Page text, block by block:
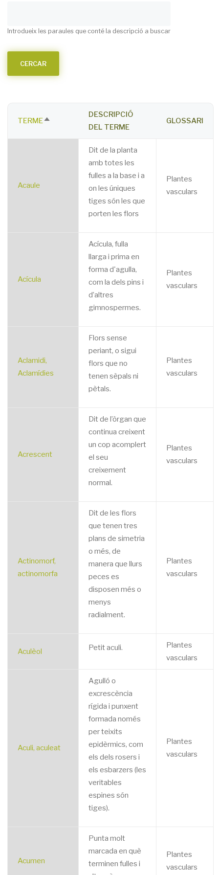
Introdueix les paraules que conté la descripció a buscar
TERMESORT
DESCRIPCIÓ
DEL TERME
GLOSSARI
Acaule
Dit de la planta
amb totes les
fulles a la base i a
on les úniques
tiges són les que
porten les flors
Plantes
vasculars
Acícula
Acícula, fulla
llarga i prima en
forma d'agulla,
com la dels pins i
d’altres
gimnospermes.
Plantes
vasculars
Aclamidi,
Aclamídies
Flors sense
periant, o sigui
flors que no
tenen sèpals ni
pètals.
Plantes
vasculars
Acrescent
Dit de l’òrgan que
continua creixent
un cop acomplert
el seu
creixement
normal.
Plantes
vasculars
Actinomorf,
actinomorfa
Dit de les flors
que tenen tres
plans de simetria
o més, de
manera que llurs
peces es
disposen més o
menys
radialment.
Plantes
vasculars
Aculèol Petit aculi.
Plantes
vasculars
Aculi, aculeat
Agulló o
excrescència
rígida i punxent
formada només
per teixits
epidèrmics, com
els dels rosers i
els esbarzers (les
veritables
espines són
tiges).
Plantes
vasculars
Acumen
Punta molt
marcada en què
terminen fulles i
Plantes
vasculars